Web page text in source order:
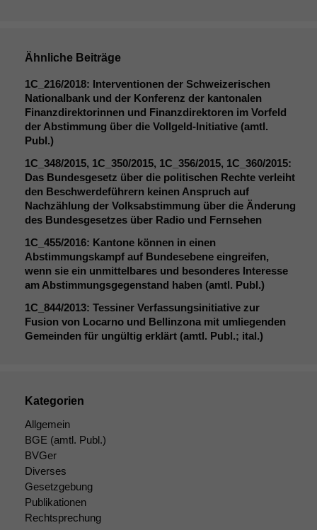
Ähnliche Beiträge
1C_216/2018: Interventionen der Schweizerischen
Nationalbank und der Konferenz der kantonalen
Finanzdirektorinnen und Finanzdirektoren im Vorfeld
der Abstimmung über die Vollgeld-Initiative (amtl.
Publ.)
1C_348/2015, 1C_350/2015, 1C_356/2015, 1C_360/2015:
Das Bundesgesetz über die politischen Rechte verleiht
den Beschwerdeführern keinen Anspruch auf
Nachzählung der Volksabstimmung über die Änderung
des Bundesgesetzes über Radio und Fernsehen
1C_455/2016: Kantone können in einen
Abstimmungskampf auf Bundesebene eingreifen,
wenn sie ein unmittelbares und besonderes Interesse
am Abstimmungsgegenstand haben (amtl. Publ.)
1C_844/2013: Tessiner Verfassungsinitiative zur
Fusion von Locarno und Bellinzona mit umliegenden
Gemeinden für ungültig erklärt (amtl. Publ.; ital.)
Kategorien
Allgemein
BGE (amtl. Publ.)
BVGer
Diverses
Gesetzgebung
Publikationen
Rechtsprechung
nicht
optional, es
braucht sie,
damit die
korrekt
angezeigt
werden kann.
Um unsere
Website zu
verbessern,
zeichnen
wir
anonyme
statistische